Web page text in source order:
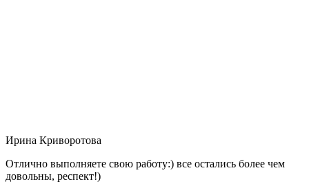
Ирина Криворотова
Отлично выполняете свою работу:) все остались более чем
довольны, респект!)